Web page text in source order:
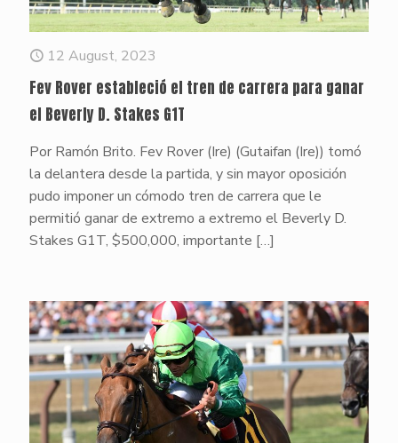
12 August, 2023
Fev Rover estableció el tren de carrera para ganar
el Beverly D. Stakes G1T
Por Ramón Brito. Fev Rover (Ire) (Gutaifan (Ire)) tomó
la delantera desde la partida, y sin mayor oposición
pudo imponer un cómodo tren de carrera que le
permitió ganar de extremo a extremo el Beverly D.
Stakes G1T, $500,000, importante […]